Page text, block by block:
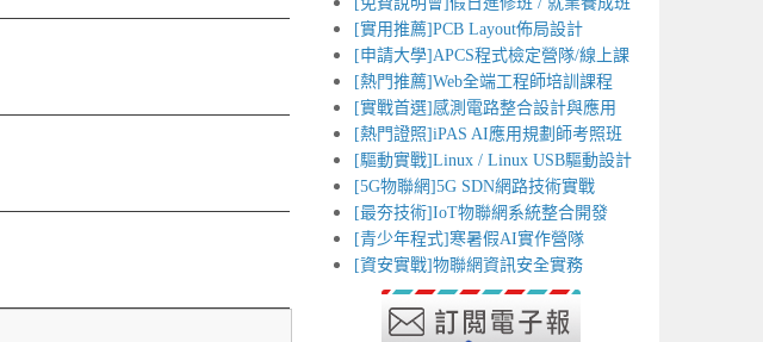
[實用推薦]PCB Layout佈局設計
[申請大學]APCS程式檢定營隊/線上課
[熱門推薦]Web全端工程師培訓課程
[實戰首選]感測電路整合設計與應用
[熱門證照]iPAS AI應用規劃師考照班
[驅動實戰]Linux / Linux USB驅動設計
[5G物聯網]5G SDN網路技術實戰
[最夯技術]IoT物聯網系統整合開發
[青少年程式]寒暑假AI實作營隊
[資安實戰]物聯網資訊安全實務